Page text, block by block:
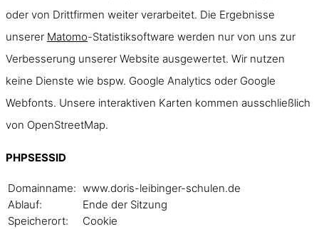
oder von Drittfirmen weiter verarbeitet. Die Ergebnisse
unserer Matomo-Statistiksoftware werden nur von uns zur
Verbesserung unserer Website ausgewertet. Wir nutzen
keine Dienste wie bspw. Google Analytics oder Google
Webfonts. Unsere interaktiven Karten kommen ausschließlich
von OpenStreetMap.
PHPSESSID
Domainname: www.doris-leibinger-schulen.de
Ablauf:
Ende der Sitzung
Speicherort:
Cookie